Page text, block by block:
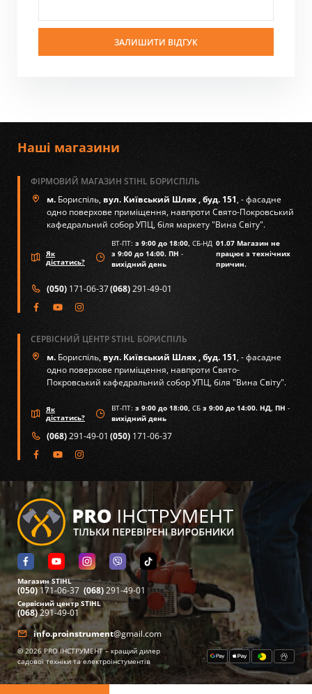
ЗАЛИШИТИ ВІДГУК
Наші магазини
ФІРМОВИЙ МАГАЗИН STIHL БОРИСПІЛЬ
м. Бориспіль,вул. Київський Шлях , буд. 151, - фасадне
одно поверхове приміщення, навпроти Свято-Покровський
кафедральний собор УПЦ, біля маркету "Вина Світу".
Як
дістатись?
ВТ-ПТ: з 9:00 до 18:00, СБ-НД
з 9:00 до 14:00. ПН -
вихідний день
01.07 Магазин не
працює з технічних
причин.
(050) 171-06-37(068)291-49-01
СЕРВІСНИЙ ЦЕНТР STIHL БОРИСПІЛЬ
м. Бориспіль,вул. Київський Шлях , буд. 151, - фасадне
одно поверхове приміщення, навпроти Свято-
Покровський кафедральний собор УПЦ, біля "Вина Світу".
Як
дістатись?
ВТ-ПТ: з 9:00 до 18:00, СБ з 9:00 до 14:00. НД, ПН -
вихідний день
(068)291-49-01 (050) 171-06-37
Магазин STIHL
(050)171-06-37 (068)291-49-01
Сервісний центр STIHL
(068)291-49-01
info.proinstrument@gmail.com
©2026 PRO ІНСТРУМЕНТ – кращий дилер
садової техніки та електроінстументів